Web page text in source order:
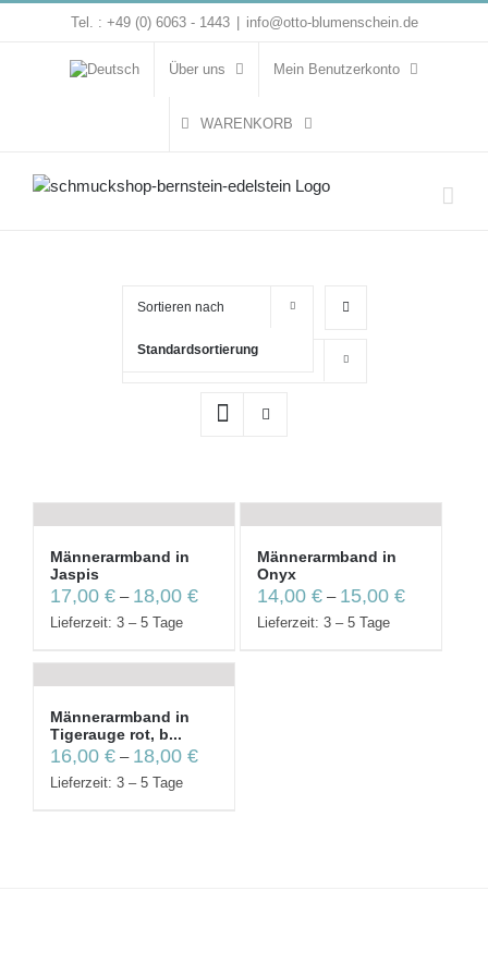
Tel. : +49 (0) 6063 - 1443 info@otto-blumenschein.de
Über uns Mein Benutzerkonto
WARENKORB
Sortieren nach
Standardsortierung
Männerarmband in
Jaspis
17,00 € – 18,00 €
Lieferzeit: 3 – 5 Tage
Männerarmband in
Onyx
14,00€ – 15,00€
Lieferzeit: 3 – 5 Tage
Männerarmband in
Tigerauge rot, b...
16,00 € – 18,00 €
Lieferzeit: 3 – 5 Tage